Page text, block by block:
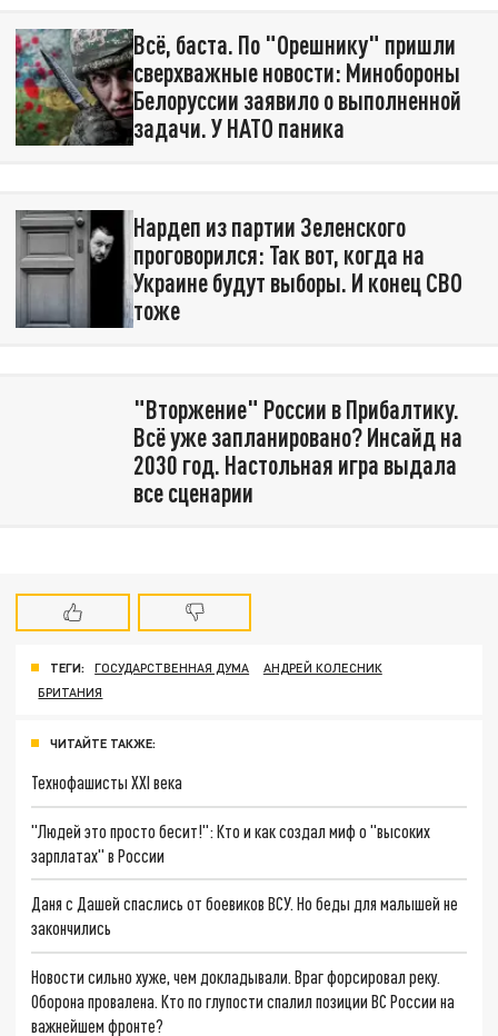
Всё, баста. По "Орешнику" пришли
сверхважные новости: Минобороны
Белоруссии заявило о выполненной
задачи. У НАТО паника
Нардеп из партии Зеленского
проговорился: Так вот, когда на
Украине будут выборы. И конец СВО
тоже
"Вторжение" России в Прибалтику.
Всё уже запланировано? Инсайд на
2030 год. Настольная игра выдала
все сценарии
ТЕГИ: ГОСУДАРСТВЕННАЯ ДУМА
АНДРЕЙ КОЛЕСНИК
БРИТАНИЯ
ЧИТАЙТЕ ТАКЖЕ:
Технофашисты XXI века
"Людей это просто бесит!": Кто и как создал миф о "высоких
зарплатах" в России
Даня с Дашей спаслись от боевиков ВСУ. Но беды для малышей не
закончились
Новости сильно хуже, чем докладывали. Враг форсировал реку.
Оборона провалена. Кто по глупости спалил позиции ВС России на
важнейшем фронте?